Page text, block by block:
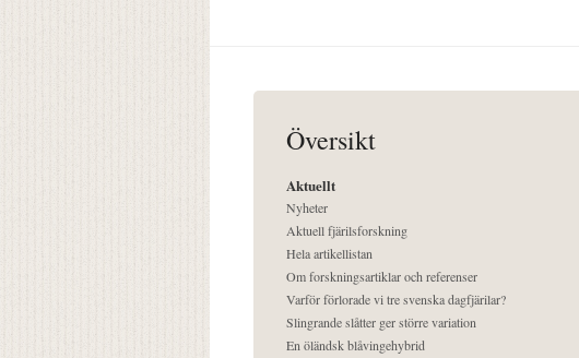
Översikt
Aktuellt
Nyheter
Aktuell fjärilsforskning
Hela artikellistan
Om forskningsartiklar och referenser
Varför förlorade vi tre svenska dagfjärilar?
Slingrande slåtter ger större variation
En öländsk blåvingehybrid